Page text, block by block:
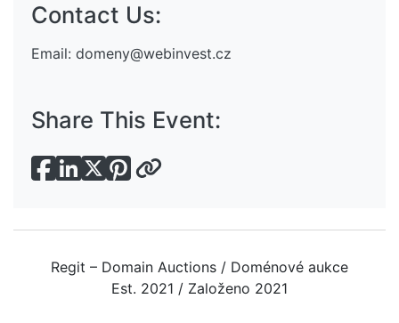
Contact Us:
Email: domeny@webinvest.cz
Share This Event:
Regit – Domain Auctions / Doménové aukce
Est. 2021 / Založeno 2021